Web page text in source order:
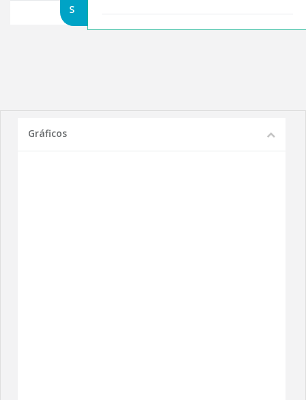
S
Gráficos